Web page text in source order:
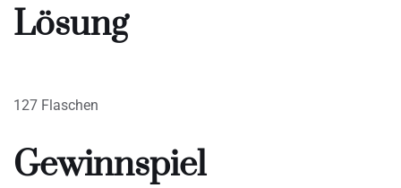
Lösung
127 Flaschen
Gewinnspiel